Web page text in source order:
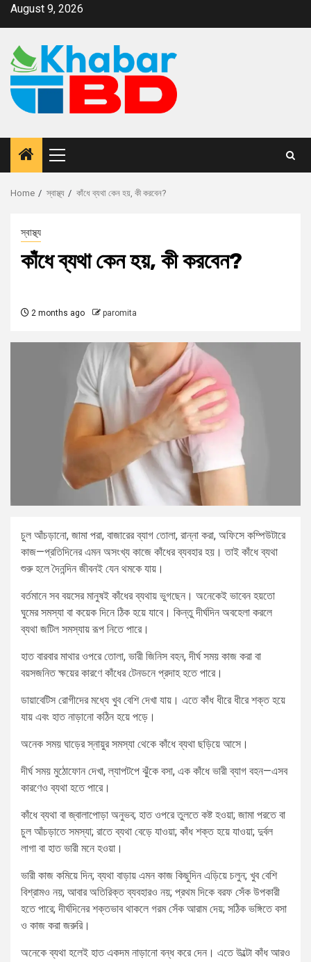
August 9, 2026
Home স্বাস্থ্য কাঁধে ব্যথা কেন হয়, কী করবেন?
স্বাস্থ্য
কাঁধে ব্যথা কেন হয়, কী করবেন?
2 months ago paromita
চুল আঁচড়ানো, জামা পরা, বাজারের ব্যাগ তোলা, রান্না করা, অফিসে কম্পিউটারে
কাজ—প্রতিদিনের এমন অসংখ্য কাজে কাঁধের ব্যবহার হয়। তাই কাঁধে ব্যথা
শুরু হলে দৈনন্দিন জীবনই যেন থমকে যায়।
বর্তমানে সব বয়সের মানুষই কাঁধের ব্যথায় ভুগছেন। অনেকেই ভাবেন হয়তো
ঘুমের সমস্যা বা কয়েক দিনে ঠিক হয়ে যাবে। কিন্তু দীর্ঘদিন অবহেলা করলে
ব্যথা জটিল সমস্যায় রূপ নিতে পারে।
হাত বারবার মাথার ওপরে তোলা, ভারী জিনিস বহন, দীর্ঘ সময় কাজ করা বা
বয়সজনিত ক্ষয়ের কারণে কাঁধের টেনডনে প্রদাহ হতে পারে।
ডায়াবেটিস রোগীদের মধ্যে খুব বেশি দেখা যায়। এতে কাঁধ ধীরে ধীরে শক্ত হয়ে
যায় এবং হাত নাড়ানো কঠিন হয়ে পড়ে।
অনেক সময় ঘাড়ের স্নায়ুর সমস্যা থেকে কাঁধে ব্যথা ছড়িয়ে আসে।
দীর্ঘ সময় মুঠোফোন দেখা, ল্যাপটপে ঝুঁকে বসা, এক কাঁধে ভারী ব্যাগ বহন—এসব
কারণেও ব্যথা হতে পারে।
কাঁধে ব্যথা বা জ্বালাপোড়া অনুভব; হাত ওপরে তুলতে কষ্ট হওয়া; জামা পরতে বা
চুল আঁচড়াতে সমস্যা; রাতে ব্যথা বেড়ে যাওয়া; কাঁধ শক্ত হয়ে যাওয়া; দুর্বল
লাগা বা হাত ভারী মনে হওয়া।
ভারী কাজ কমিয়ে দিন; ব্যথা বাড়ায় এমন কাজ কিছুদিন এড়িয়ে চলুন; খুব বেশি
বিশ্রামও নয়, আবার অতিরিক্ত ব্যবহারও নয়; প্রথম দিকে বরফ সেঁক উপকারী
হতে পারে; দীর্ঘদিনের শক্তভাব থাকলে গরম সেঁক আরাম দেয়; সঠিক ভঙ্গিতে বসা
ও কাজ করা জরুরি।
অনেকে ব্যথা হলেই হাত একদম নাড়ানো বন্ধ করে দেন। এতে উল্টো কাঁধ আরও